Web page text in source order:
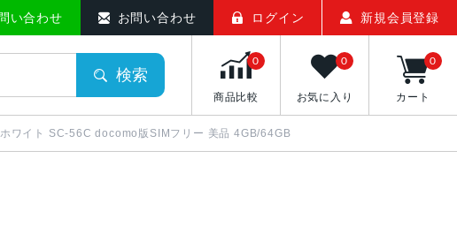
ト
い合わせ お問い合わせ ログイン 新規会員登録
検索
商品比較
0
お気に入り
0
カート
0
ワイト SC-56C docomo版SIMフリー 美品 4GB/64GB